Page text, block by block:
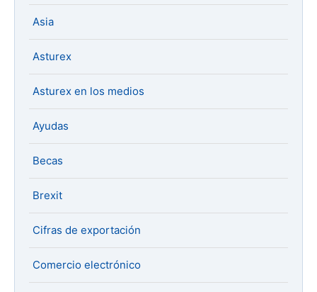
Asia
Asturex
Asturex en los medios
Ayudas
Becas
Brexit
Cifras de exportación
Comercio electrónico